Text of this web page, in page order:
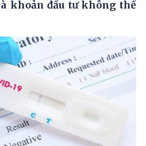
khoản đầu tư không thể